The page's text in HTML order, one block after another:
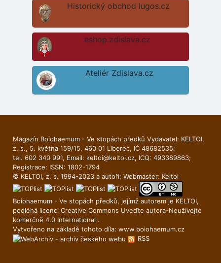
Historický obchod lugos.cz
eshop.zdislava.cz
Ateliér Zdislava.cz
Magazín Boiohaemum - Ve stopách předků Vydavatel: KELTOI,
z. s., 5. května 159/15, 460 01 Liberec, IČ 48682535;
tel. 602 340 991, Email: keltoi@keltoi.cz, ICQ: 493389863;
Registrace: ISSN: 1802-1794
© KELTOI, z. s. 1994-2023 a autoři; Webmaster: Keltoi
Boiohaemum - Ve stopách předků, jejímž autorem je KELTOI,
podléhá licenci Creative Commons Uveďte autora-Neuží­vejte
komerčně 4.0 International .
Vytvořeno na základě tohoto díla: www.boiohaemum.cz
RSS